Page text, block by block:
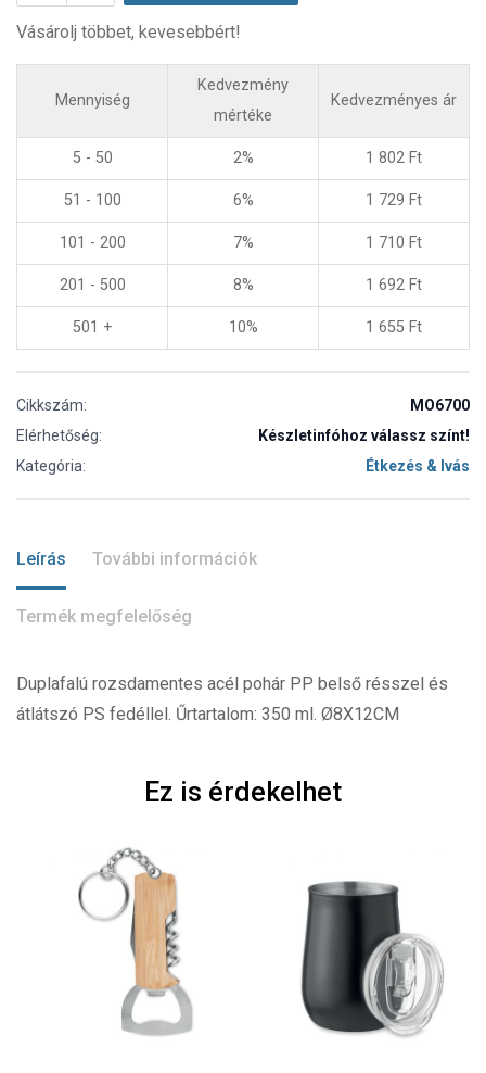
Vásárolj többet, kevesebbért!
Mennyiség
Kedvezmény
mértéke
Kedvezményes ár
5 - 50 2% 1 802 Ft
51 - 100 6% 1 729 Ft
101 - 200 7% 1 710 Ft
201 - 500 8% 1 692 Ft
501 + 10% 1 655 Ft
Cikkszám:
MO6700
Elérhetőség:
Készletinfóhoz válassz színt!
Kategória:
Étkezés & Ivás
Leírás További információk
Termék megfelelőség
Duplafalú rozsdamentes acél pohár PP belső résszel és
átlátszó PS fedéllel. Űrtartalom: 350 ml. Ø8X12CM
Ez is érdekelhet